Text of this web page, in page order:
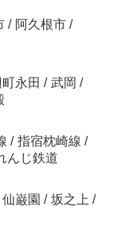
/ 阿久根市 /
永田 / 武岡 /
/ 指宿枕崎線 /
んじ鉄道
仙巌園 / 坂之上 /